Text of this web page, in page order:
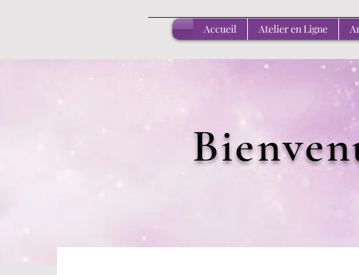
Accueil Atelier en Ligne